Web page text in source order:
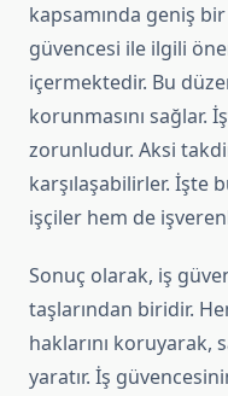
kapsamında geniş
güvencesi ile ilgili
içermektedir. Bu
korunmasını sağlar.
zorunludur. Aksi
karşılaşabilirler. İşte
işçiler hem de
Sonuç olarak, iş
taşlarından biridir.
haklarını koruyarak,
yaratır. İş